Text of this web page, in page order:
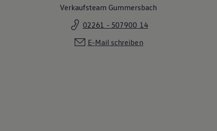
Verkaufsteam Gummersbach
02261 - 507900 14
E-Mail schreiben